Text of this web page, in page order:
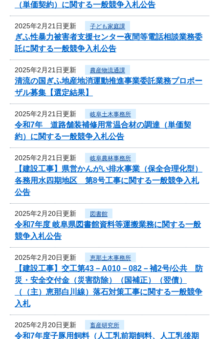
（単価契約）に関する一般競争入札公告
2025年2月21日更新 子ども家庭課
ぎふ性暴力被害者支援センター夜間等電話相談業務委
託に関する一般競争入札公告
2025年2月21日更新 農産物流通課
清流の国ぎふ地産地消運動推進事業委託業務プロポー
ザル募集【選定結果】
2025年2月21日更新 岐阜土木事務所
令和7年 道路舗装補修用常温合材の調達（単価契
約）に関する一般競争入札公告
2025年2月21日更新 岐阜農林事務所
【建設工事】県営かんがい排水事業（保全合理化型）
各務用水四期地区 第8号工事に関する一般競争入札
公告
2025年2月20日更新 図書館
令和7年度 岐阜県図書館資料等運搬業務に関する一般
競争入札公告
2025年2月20日更新 恵那土木事務所
【建設工事】交工第43－A010－082－補2号/公共 防
災・安全交付金（災害防除）（国補正）（翌債）
（（主）恵那白川線）落石対策工事に関する一般競争
入札
2025年2月20日更新 畜産研究所
令和7年度子豚用飼料（人工乳前期飼料、人工乳後期